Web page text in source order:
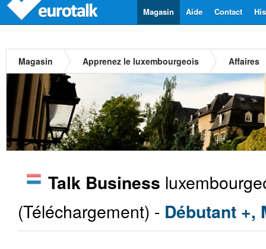
Contact
Aide
Magasin
Magasin Apprenez le luxembourgeois Affaires
Talk Business
(Téléchargement) - Débutant +,